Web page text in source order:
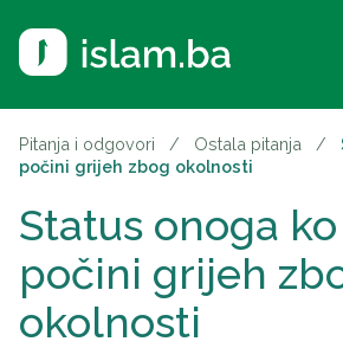
Pitanja i odgovori / Ostala pitanja /
počini grijeh zbog okolnosti
Status onoga
počini grijeh
okolnosti